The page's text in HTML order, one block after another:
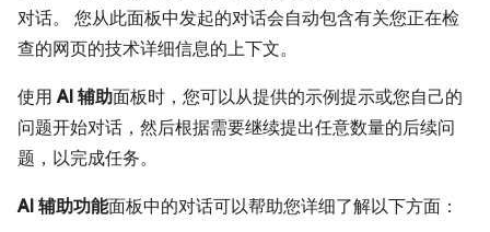
对话。 您从此面板中发起的对话会自动包含有关您正在检
查的网页的技术详细信息的上下文。
使用AI 辅助面板时，您可以从提供的示例提示或您自己的
问题开始对话，然后根据需要继续提出任意数量的后续问
题，以完成任务。
AI 辅助功能面板中的对话可以帮助您详细了解以下方面：